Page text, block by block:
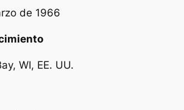
de 1966
WI, EE. UU.